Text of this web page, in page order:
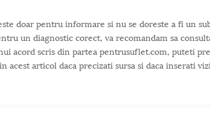
doar pentru informare si nu se doreste a fi un
un diagnostic corect, va recomandam sa
acord scris din partea pentrusuflet.com, puteti
acest articol daca precizati sursa si daca inserati